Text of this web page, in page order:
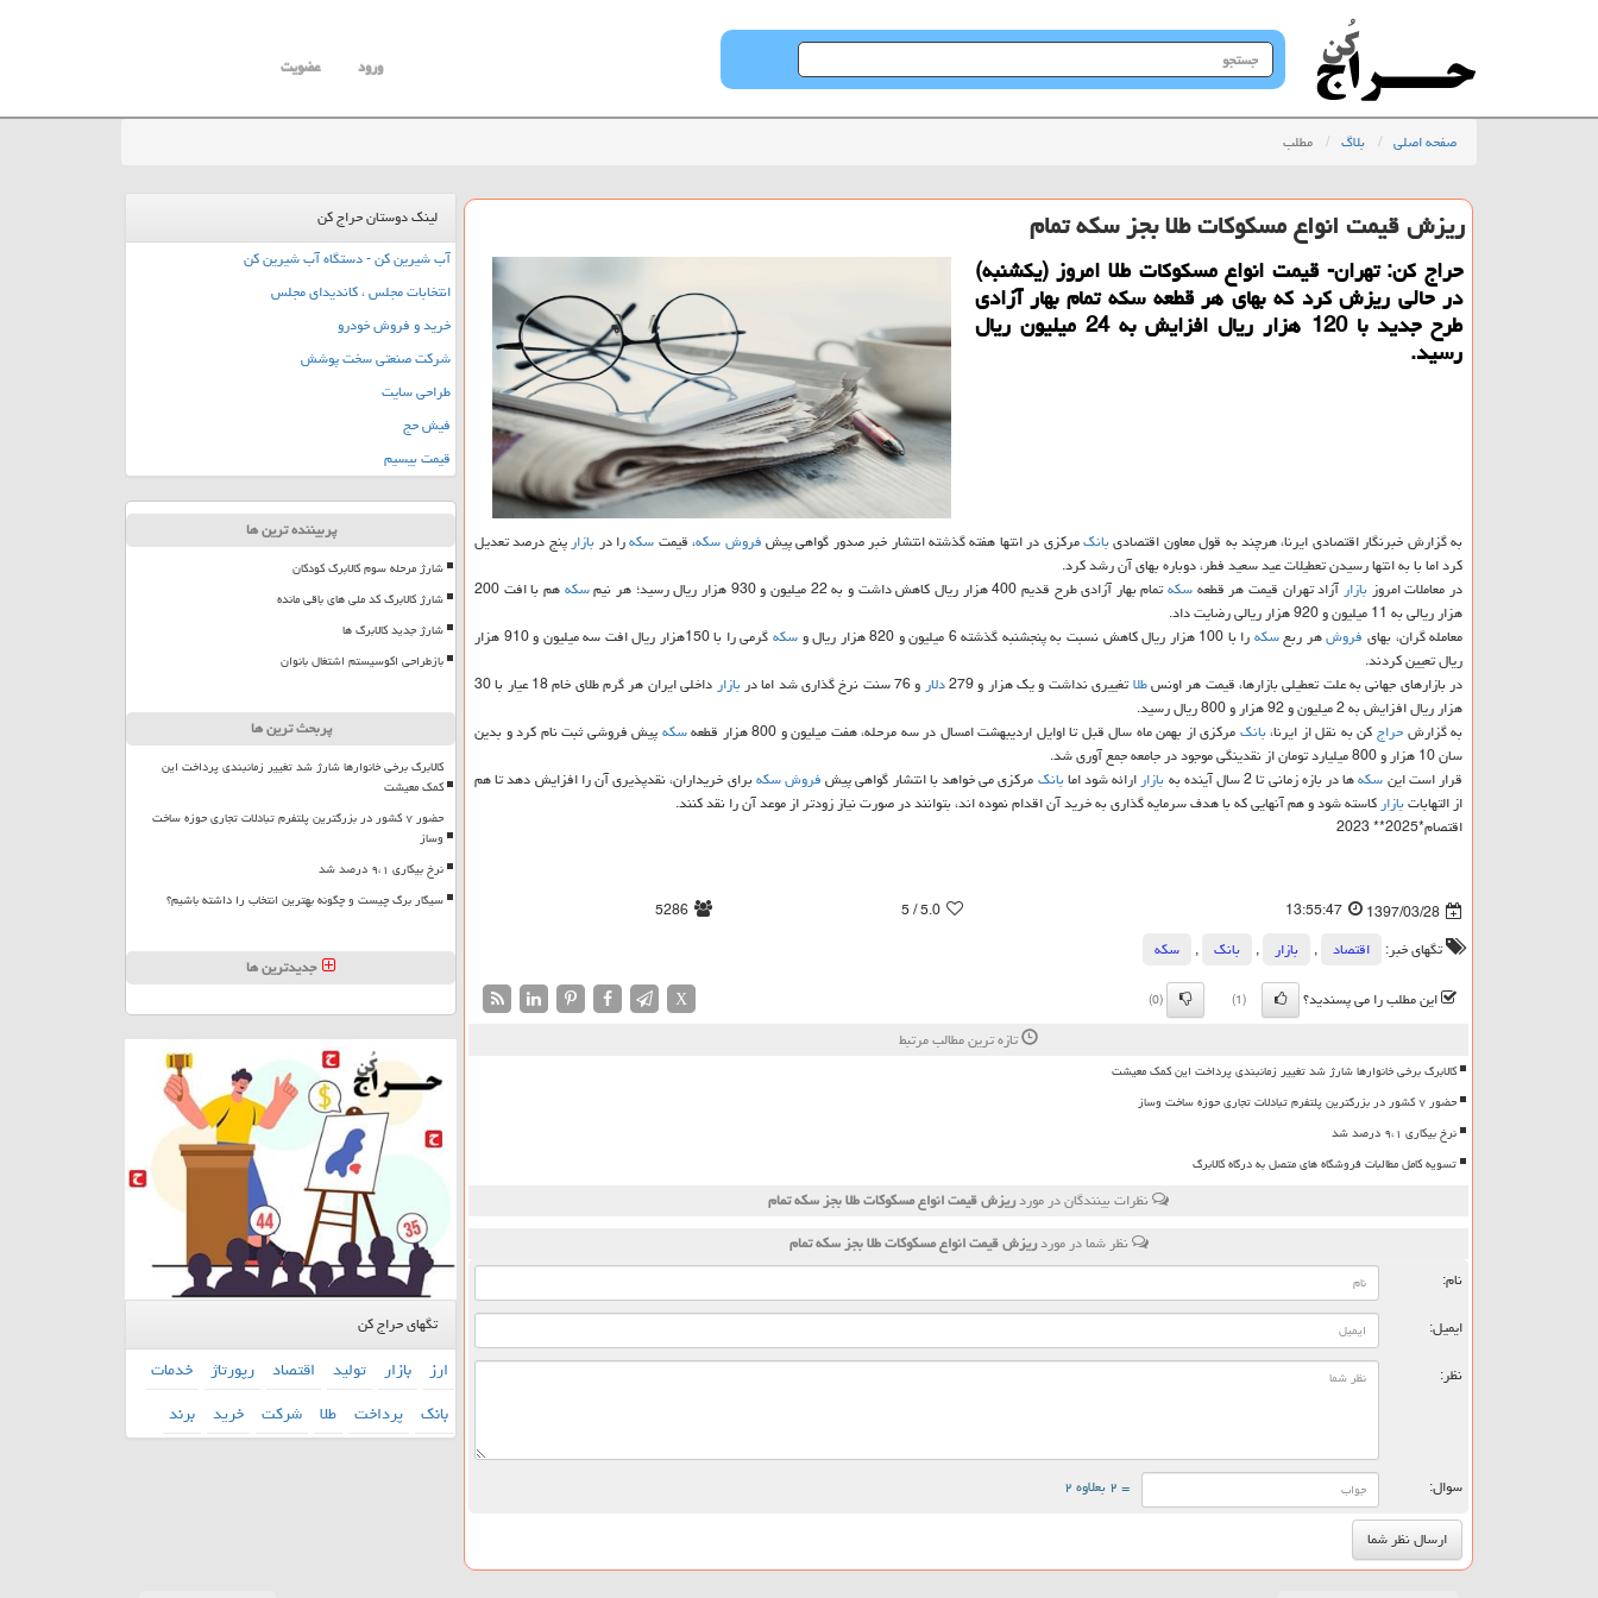
جستجو
در
ورود عضویت
صفحه اصلی بلاگ مطلب
ریزش قیمت انواع مسكوكات طلا بجز سكه تمام
حراج كن: تهران- قیمت انواع مسكوكات طلا امروز (یكشنبه)
در حالی ریزش كرد كه بهای هر قطعه سكه تمام بهار آزادی
طرح جدید با 120 هزار ریال افزایش به 24 میلیون ریال
رسید.
به گزارش خبرنگار اقتصادی ایرنا، هرچند به قول معاون اقتصادیبانكمركزی در انتها هفته گذشته انتشار خبر صدور گواهی پیشفروشسكه، قیمتسكهرا دربازارپنج درصد تعدیل
كرد اما با به انتها رسیدن تعطیلات عید سعید فطر، دوباره بهای آن رشد كرد.
در معاملات امروزبازارآزاد تهران قیمت هر قطعهسكهتمام بهار آزادی طرح قدیم 400 هزار ریال كاهش داشت و به 22 میلیون و 930 هزار ریال رسید؛ هر نیم سكه
هم با افت 200
هزار ریالی به 11 میلیون و 920 هزار ریالی رضایت داد.
معامله گران، بهای فروشهر ربعسكهرا با 100 هزار ریال كاهش نسبت به پنجشنبه گذشته 6 میلیون و 820 هزار ریال و سكه
گرمی را با 150هزار ریال افت سه میلیون و 910 هزار
ریال تعیین كردند.
در بازارهای جهانی به علت تعطیلی بازارها، قیمت هر اونسطلاتغییری نداشت و یك هزار و 279 دلارو 76 سنت نرخ گذاری شد اما در بازار
داخلی ایران هر گرم طلای خام 18 عیار با 30
هزار ریال افزایش به 2 میلیون و 92 هزار و 800 ریال رسید.
به گزارشحراجكن به نقل از ایرنا،بانكمركزی از بهمن ماه سال قبل تا اوایل اردیبهشت امسال در سه مرحله، هفت میلیون و 800 هزار قطعه سكهپیش فروشی ثبت نام كرد و بدین
سان 10 هزار و 800 میلیارد تومان از نقدینگی موجود در جامعه جمع آوری شد.
قرار است اینسكهها در بازه زمانی تا 2 سال آینده به بازارارائه شود امابانكمركزی می خواهد با انتشار گواهی پیشفروشسكهبرای خریداران، نقدپذیری آن را افزایش دهد تا هم
از التهاباتبازاركاسته شود و هم آنهایی كه با هدف سرمایه گذاری به خرید آن اقدام نموده اند، بتوانند در صورت نیاز زودتر از موعد آن را نقد كنند.
اقتصام*2025** 2023
1397/03/28
13:55:47
5.0
/ 5
5286
تگهای خبر:
اقتصاد , بازار , بانك ,
سكه
این مطلب را می پسندید؟
(1)
(0)
X
تازه ترین مطالب مرتبط
کالابرگ برخی خانوارها شارژ شد تغییر زمانبندی پرداخت این کمک معیشت
حضور ۷ کشور در بزرگترین پلتفرم تبادلات تجاری حوزه ساخت وساز
نرخ بیکاری ۹،۱ درصد شد
تسویه کامل مطالبات فروشگاه های متصل به درگاه کالابرگ
نظرات بینندگان در موردریزش قیمت انواع مسكوكات طلا بجز سكه تمام
نظر شما در موردریزش قیمت انواع مسكوكات طلا بجز سكه تمام
نام:
ایمیل:
نظر:
سوال: = ۲ بعلاوه ۲
لینک دوستان حراج کن
آب شیرین کن - دستگاه آب شیرین کن
انتخابات مجلس ، کاندیدای مجلس
خرید و فروش خودرو
شرکت صنعتی سخت پوشش
طراحی سایت
فیش حج
قیمت بیسیم
پربیننده ترین ها
شارژ مرحله سوم کالابرگ کودکان
شارژ کالابرگ کد ملی های باقی مانده
شارژ جدید کالابرگ ها
بازطراحی اکوسیستم اشتغال بانوان
پربحث ترین ها
کالابرگ برخی خانوارها شارژ شد تغییر زمانبندی پرداخت این
کمک معیشت
حضور ۷ کشور در بزرگترین پلتفرم تبادلات تجاری حوزه ساخت
وساز
نرخ بیکاری ۹،۱ درصد شد
سیگار برگ چیست و چگونه بهترین انتخاب را داشته باشیم؟
جدیدترین ها
تگهای حراج کن
ارز بازار تولید اقتصاد رپورتاژ خدمات
بانك پرداخت طلا شركت خرید برند